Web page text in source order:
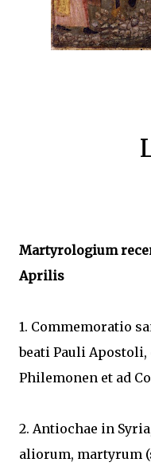
Martyrologium
Aprilis
1. Commemoratio
beati Pauli
Philemonen et ad
2. Antiochae in
aliorum, martyrum